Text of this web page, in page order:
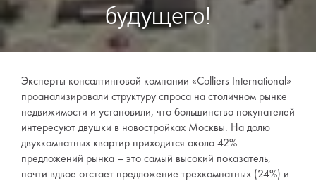
будущего!
Эксперты консалтинговой компании «Colliers International»
проанализировали структуру спроса на столичном рынке
недвижимости и установили, что большинство покупателей
интересуют двушки в новостройках Москвы. На долю
двухкомнатных квартир приходится около 42%
предложений рынка – это самый высокий показатель,
почти вдвое отстает предложение трехкомнатных (24%) и